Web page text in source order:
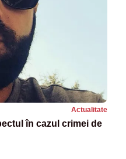
Actualitate
în cazul crimei de